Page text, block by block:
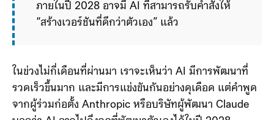
ภายในปี 2028 อาจมี AI ที่สามารถรับคำสั่งให้
“สร้างเวอร์ชันที่ดีกว่าตัวเอง” แล้วลงมือทำได้จริง
ในข่วงไม่กี่เดือนที่ผ่านมา เราจะเห็นว่า AI มีการพัฒนาที่
รวดเร็วขึ้นมาก และมีการแข่งขันกันอย่างดุเดือด แต่คำพูด